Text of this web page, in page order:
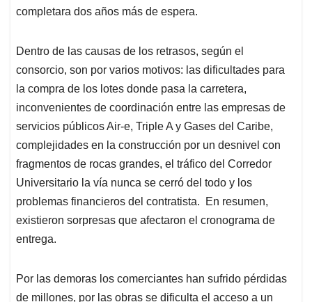
completara dos años más de espera.
Dentro de las causas de los retrasos, según el
consorcio, son por varios motivos: las dificultades para
la compra de los lotes donde pasa la carretera,
inconvenientes de coordinación entre las empresas de
servicios públicos Air-e, Triple A y Gases del Caribe,
complejidades en la construcción por un desnivel con
fragmentos de rocas grandes, el tráfico del Corredor
Universitario la vía nunca se cerró del todo y los
problemas financieros del contratista. En resumen,
existieron sorpresas que afectaron el cronograma de
entrega.
Por las demoras los comerciantes han sufrido pérdidas
de millones, por las obras se dificulta el acceso a un